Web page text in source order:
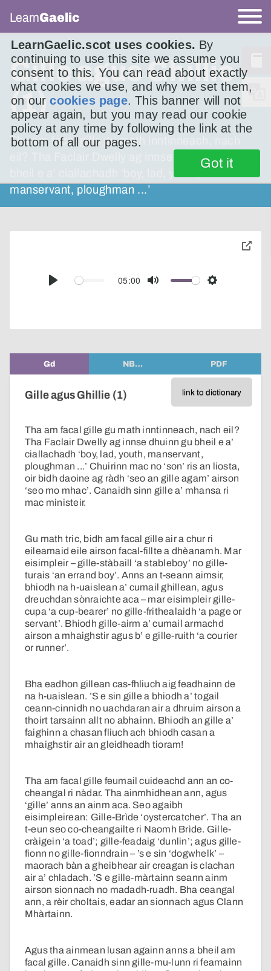
LearnGaelic.scot uses cookies. By
continuing to use this site we assume you
consent to this. You can read about exactly
what cookies we use, and why we set them,
on ourcookies page. This banner will not
appear again, but you may read our cookie
policy at any time by following the link at the
bottom of all our pages.
Got it
LearnGaelic
Gille agus Ghillie
(1)
Tha am facal gille gu math inntinneach, nach
eil? Tha Faclair Dwelly ag innse dhuinn gu
bheil e a’ ciallachadh ‘boy, lad, youth,
manservant, ploughman ...’
Play
05:00
Mute Settings
toggle
Gd NB… PDF
link to dictionary
Gille agus Ghillie (1)
Tha am facal gille gu math inntinneach, nach eil?
Tha Faclair Dwelly ag innse dhuinn gu bheil e a’
ciallachadh ‘boy, lad, youth, manservant,
ploughman ...’ Chuirinn mac no ‘son’ ris an liosta,
oir bidh daoine ag ràdh ‘seo an gille agam’ airson
‘seo mo mhac’. Canaidh sinn gille a’ mhansa ri
mac ministeir.
Gu math tric, bidh am facal gille air a chur ri
eileamaid eile airson facal-fillte a dhèanamh. Mar
eisimpleir – gille-stàbaill ‘a stableboy’ no gille-
turais ‘an errand boy’. Anns an t-seann aimsir,
bhiodh na h-uaislean a’ cumail ghillean, agus
dreuchdan sònraichte aca – mar eisimpleir gille-
cupa ‘a cup-bearer’ no gille-frithealaidh ‘a page or
servant’. Bhiodh gille-airm a’ cumail armachd
airson a mhaighstir agus b’ e gille-ruith ‘a courier
or runner’.
Bha eadhon gillean cas-fhliuch aig feadhainn de
na h-uaislean. ’S e sin gille a bhiodh a’ togail
ceann-cinnidh no uachdaran air a dhruim airson a
thoirt tarsainn allt no abhainn. Bhiodh an gille a’
faighinn a chasan fliuch ach bhiodh casan a
mhaighstir air an gleidheadh tioram!
Tha am facal gille feumail cuideachd ann an co-
cheangal ri nàdar. Tha ainmhidhean ann, agus
‘gille’ anns an ainm aca. Seo agaibh
eisimpleirean: Gille-Brìde ‘oystercatcher’. Tha an
t-eun seo co-cheangailte ri Naomh Brìde. Gille-
cràigein ‘a toad’; gille-feadaig ‘dunlin’; agus gille-
fionn no gille-fionndrain – ’s e sin ‘dogwhelk’ –
maorach bàn a gheibhear air creagan is clachan
air a’ chladach. ’S e gille-màrtainn seann ainm
airson sionnach no madadh-ruadh. Bha ceangal
ann, a rèir choltais, eadar an sionnach agus Clann
Mhàrtainn.
Agus tha ainmean lusan againn anns a bheil am
facal gille. Canaidh sinn gille-mu-lunn ri feamainn